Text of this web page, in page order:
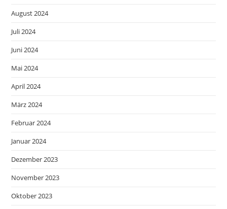
August 2024
Juli 2024
Juni 2024
Mai 2024
April 2024
März 2024
Februar 2024
Januar 2024
Dezember 2023
November 2023
Oktober 2023